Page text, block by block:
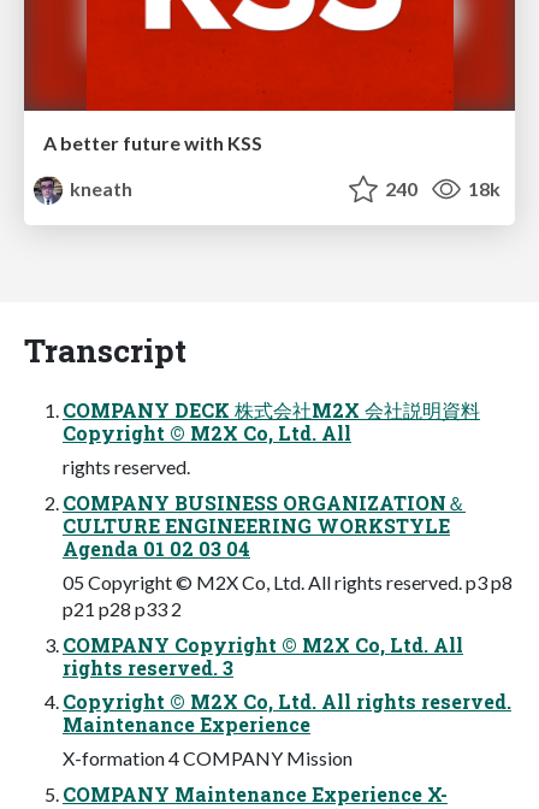
A better future with KSS
kneath
240 18k
Transcript
COMPANY DECK 株式会社M2X 会社説明資料
Copyright © M2X Co, Ltd. All
rights reserved.
COMPANY BUSINESS ORGANIZATION＆
CULTURE ENGINEERING WORKSTYLE
Agenda 01 02 03 04
05 Copyright © M2X Co, Ltd. All rights reserved. p3 p8
p21 p28 p33 2
COMPANY Copyright © M2X Co, Ltd. All
rights reserved. 3
Copyright © M2X Co, Ltd. All rights reserved.
Maintenance Experience
X-formation 4 COMPANY Mission
COMPANY Maintenance Experience X-